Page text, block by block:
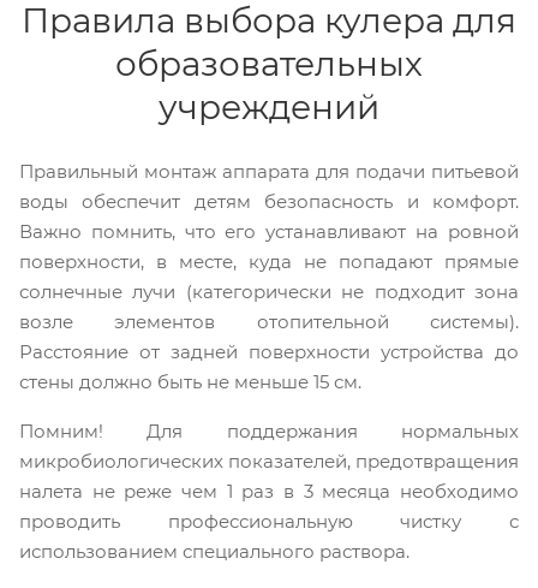
Правила выбора кулера для
образовательных
учреждений
Правильный монтаж аппарата для подачи питьевой
воды обеспечит детям безопасность и комфорт.
Важно помнить, что его устанавливают на ровной
поверхности, в месте, куда не попадают прямые
солнечные лучи (категорически не подходит зона
возле элементов отопительной системы).
Расстояние от задней поверхности устройства до
стены должно быть не меньше 15 см.
Помним! Для поддержания нормальных
микробиологических показателей, предотвращения
налета не реже чем 1 раз в 3 месяца необходимо
проводить профессиональную чистку с
использованием специального раствора.